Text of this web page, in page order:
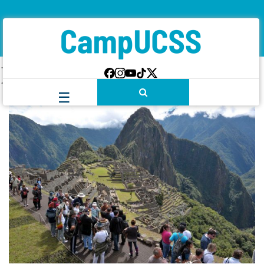
Etiqueta:cultura